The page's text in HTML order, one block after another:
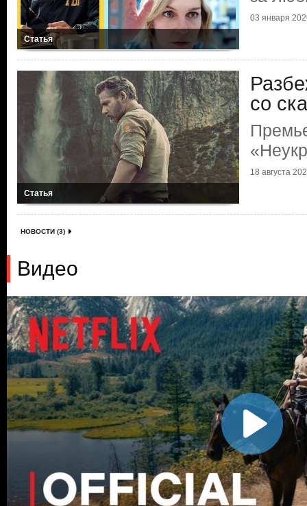
Статья
03 января
Статья
со
18 августа
НОВОСТИ (3)
Видео